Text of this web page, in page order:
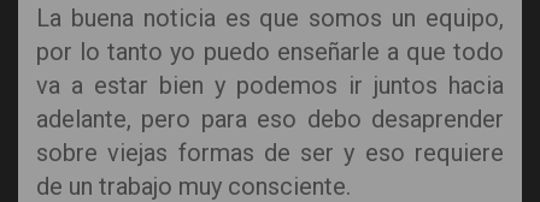
La buena noticia es que somos un equipo,
por lo tanto yo puedo enseñarle a que todo
va a estar bien y podemos ir juntos hacia
adelante, pero para eso debo desaprender
sobre viejas formas de ser y eso requiere
de un trabajo muy consciente.